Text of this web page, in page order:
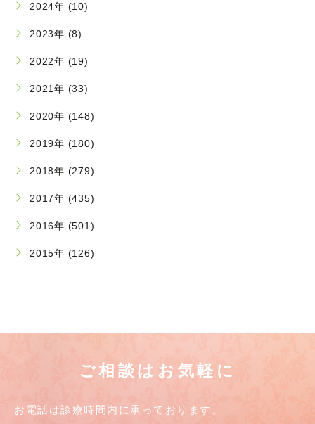
2024年 (10)
2023年 (8)
2022年 (19)
2021年 (33)
2020年 (148)
2019年 (180)
2018年 (279)
2017年 (435)
2016年 (501)
2015年 (126)
ご相談はお気軽に
お電話は診療時間内に承っております。